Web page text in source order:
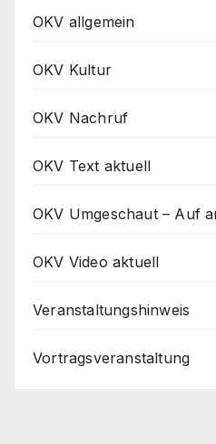
OKV allgemein
OKV Kultur
OKV Nachruf
OKV Text aktuell
OKV Umgeschaut – Auf
OKV Video aktuell
Veranstaltungshinweis
Vortragsveranstaltung